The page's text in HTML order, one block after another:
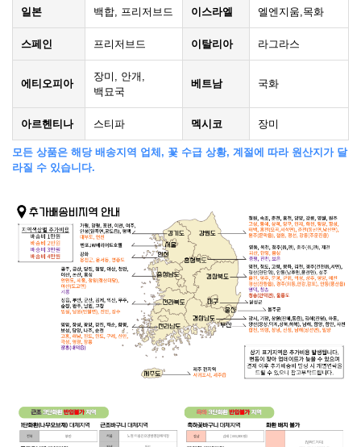
일본 백합, 프리저브드 이스라엘 엘엔지움,목화
스페인 프리저브드 이탈리아 라그라스
에티오피아
장미, 안개,
백묘국
베트남 국화
아르헨티나 스티파 멕시코 장미
모든 상품은 해당 배송지역 업체, 꽃 수급 상황, 계절에 따라 원산지가 달
라질 수 있습니다.